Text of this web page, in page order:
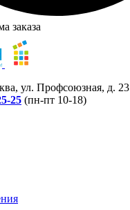
заказа
, ул. Профсоюзная, д. 23
25 (пн-пт 10-18)